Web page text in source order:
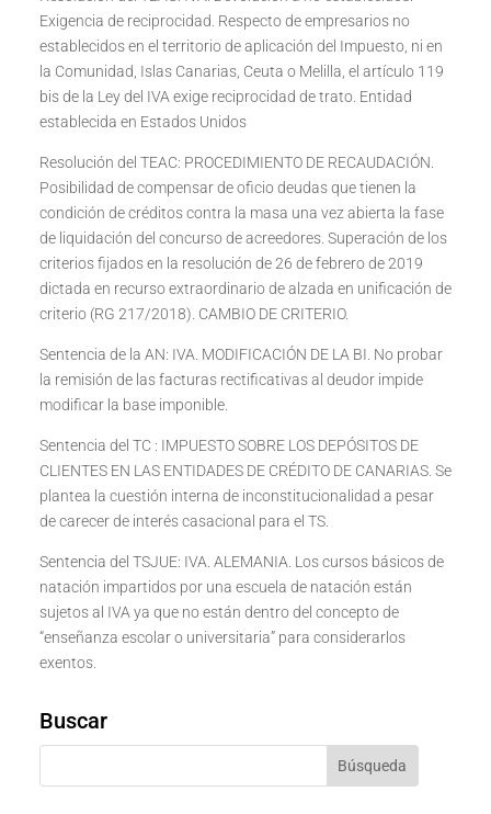
Exigencia de reciprocidad. Respecto de empresarios no
establecidos en el territorio de aplicación del Impuesto, ni en
la Comunidad, Islas Canarias, Ceuta o Melilla, el artículo 119
bis de la Ley del IVA exige reciprocidad de trato. Entidad
establecida en Estados Unidos
Resolución del TEAC: PROCEDIMIENTO DE RECAUDACIÓN.
Posibilidad de compensar de oficio deudas que tienen la
condición de créditos contra la masa una vez abierta la fase
de liquidación del concurso de acreedores. Superación de los
criterios fijados en la resolución de 26 de febrero de 2019
dictada en recurso extraordinario de alzada en unificación de
criterio (RG 217/2018). CAMBIO DE CRITERIO.
Sentencia de la AN: IVA. MODIFICACIÓN DE LA BI. No probar
la remisión de las facturas rectificativas al deudor impide
modificar la base imponible.
Sentencia del TC : IMPUESTO SOBRE LOS DEPÓSITOS DE
CLIENTES EN LAS ENTIDADES DE CRÉDITO DE CANARIAS. Se
plantea la cuestión interna de inconstitucionalidad a pesar
de carecer de interés casacional para el TS.
Sentencia del TSJUE: IVA. ALEMANIA. Los cursos básicos de
natación impartidos por una escuela de natación están
sujetos al IVA ya que no están dentro del concepto de
“enseñanza escolar o universitaria” para considerarlos
exentos.
Buscar